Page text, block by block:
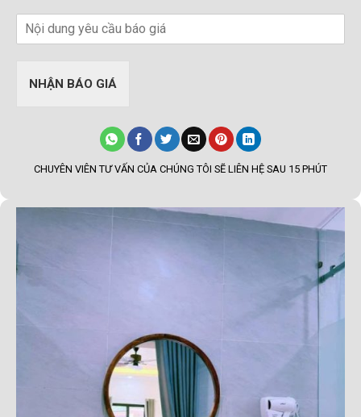
NHẬN BÁO GIÁ
CHUYÊN VIÊN TƯ VẤN CỦA CHÚNG TÔI SẼ LIÊN HỆ SAU 15 PHÚT